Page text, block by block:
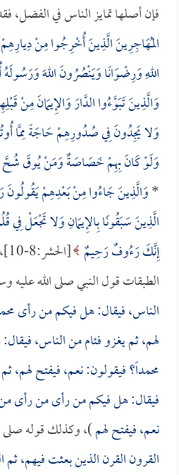
فإن أصلها تمايز الناس في الفضل،
المُهَاجِرِينَ الَّذِينَ أُخْرِجُوا مِنْ
اللهِ وَرِضْوَانًا وَيَنْصُرُونَ اللهَ
وَالَّذِينَ تَبَوَّءُوا الدَّارَ وَالإِيمَانَ مِنْ
وَلا يَجِدُونَ فِي صُدُورِهِمْ حَاجَةً مِمَّا
وَلَوْ كَانَ بِهِمْ خَصَاصَةٌ وَمَنْ يُوقَ شُحَّ
*وَالَّذِينَ جَاءُوا مِنْ بَعْدِهِمْ يَقُولُونَ
الَّذِينَ سَبَقُونَا بِالإِيمَانِ وَلا تَجْعَلْ فِي
إِنَّكَ رَءُوفٌ رَحِيمٌ
الطبقات قول النبي صلى الله عليه
الناس، فيقال: هل فيكم من رأى
لهم، ثم يغزو فئام من الناس،
محمداً؟ فيقولون: نعم، فيفتح لهم،
فيقال: هل فيكم من رأى من رأى
نعم، فيفتح لهم)، وكذلك قوله صلى
القرون القرن الذين بعثت فيهم، ثم